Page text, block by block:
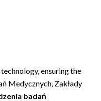
ensuring the
Medycznych, Zakłady
badań